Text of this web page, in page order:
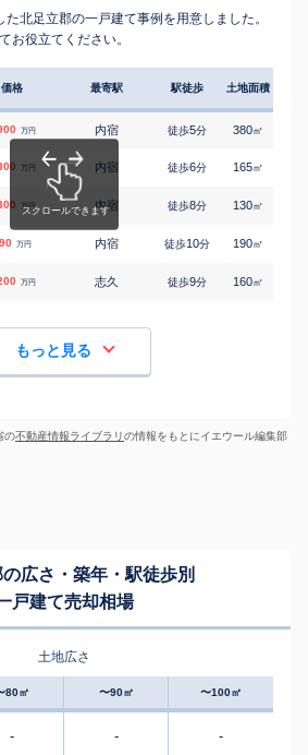
北足立郡の一戸建て事例を用意しました。
お役立てください。
価格 最寄駅 駅徒歩 土地面積
万円 内宿 徒歩5分 380㎡
万円 内宿 徒歩6分 165㎡
万円 内宿 徒歩8分 130㎡
万円 内宿 徒歩10分 190㎡
万円 志久 徒歩9分 160㎡
もっと見る
の不動産情報ライブラリの情報をもとにイエウール編集部
広さ・築年・駅徒歩別
戸建て売却相場
土地広さ
80㎡ 〜90㎡ 〜100㎡
- - -